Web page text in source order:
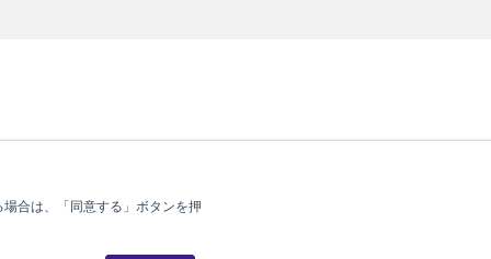
合は、「同意する」ボタンを押